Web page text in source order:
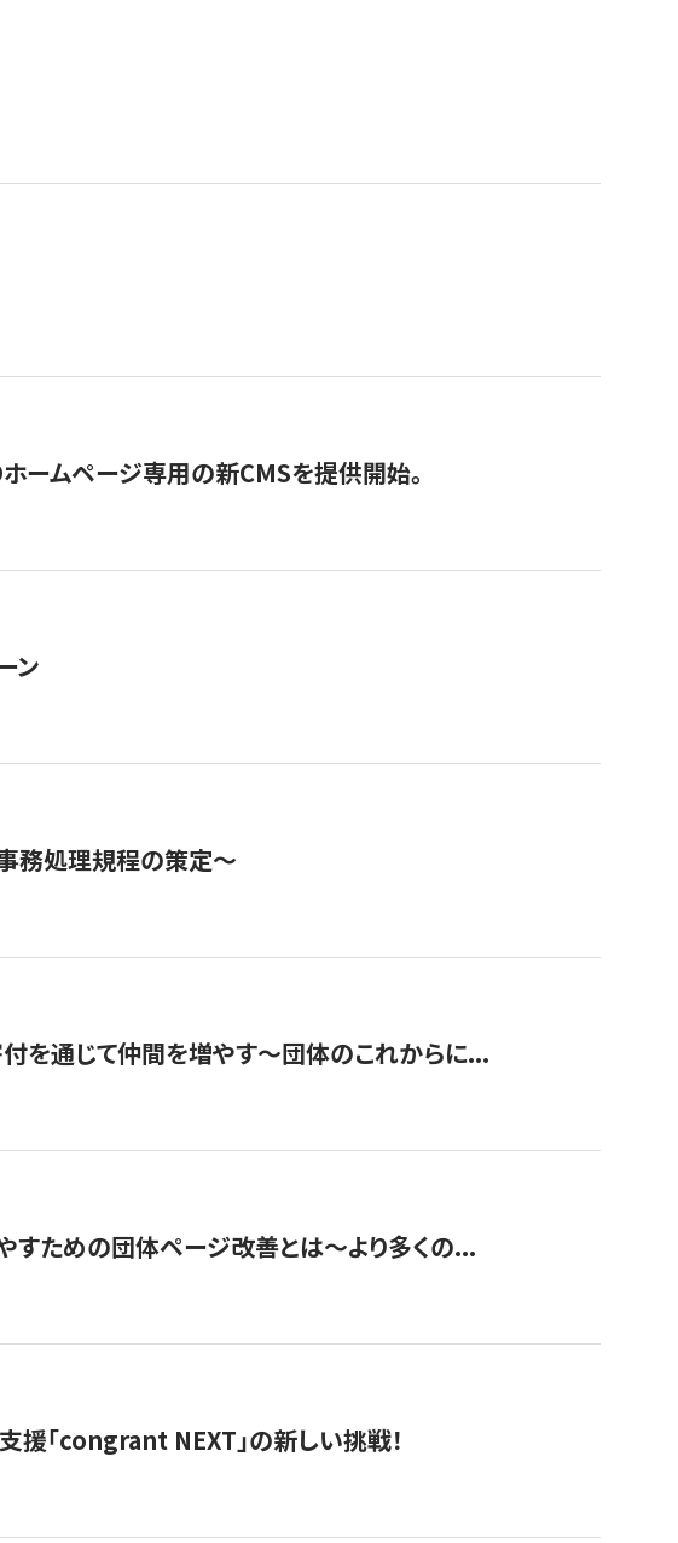
ームページ専用の新CMSを提供開始。
ン
務処理規程の策定～
付を通じて仲間を増やす～団体のこれからに...
すための団体ページ改善とは～より多くの...
援「congrant NEXT」の新しい挑戦！